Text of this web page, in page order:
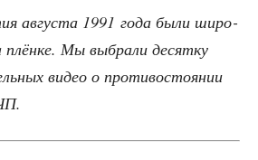
авгу­ста 1991 года были широ­
плён­ке. Мы выбра­ли десят­ку
видео о про­ти­во­сто­я­нии